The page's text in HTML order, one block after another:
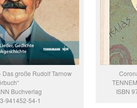
Das große Rudolf Tarnow
Buchverlag
941452-54-1
ISBN